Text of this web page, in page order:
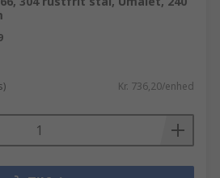
Kr. 736,20/enhed